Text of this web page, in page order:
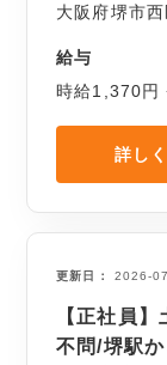
大阪府堺市西
給与
時給1,370円
詳し
更新日 2026-
【正社員
不問/堺駅